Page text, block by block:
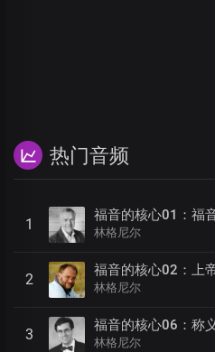
热门音频
1 林格尼尔
2 林格尼尔
3 林格尼尔